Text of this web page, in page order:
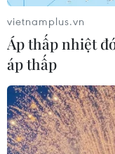
xét nghiệm và
kết quả xét
vietnamplus.vn
Áp thấp nhiệt
áp thấp